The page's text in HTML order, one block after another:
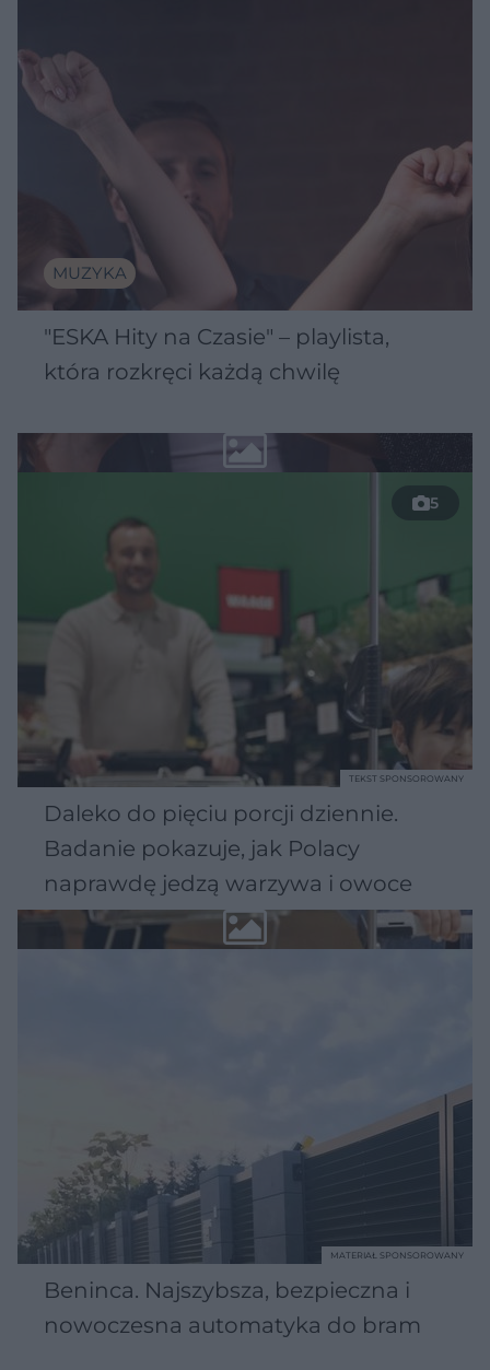
MUZYKA
"ESKA Hity na Czasie" – playlista,
która rozkręci każdą chwilę
5
Daleko do pięciu porcji dziennie.
Badanie pokazuje, jak Polacy
naprawdę jedzą warzywa i owoce
TEKST SPONSOROWANY
Beninca. Najszybsza, bezpieczna i
nowoczesna automatyka do bram
MATERIAŁ SPONSOROWANY